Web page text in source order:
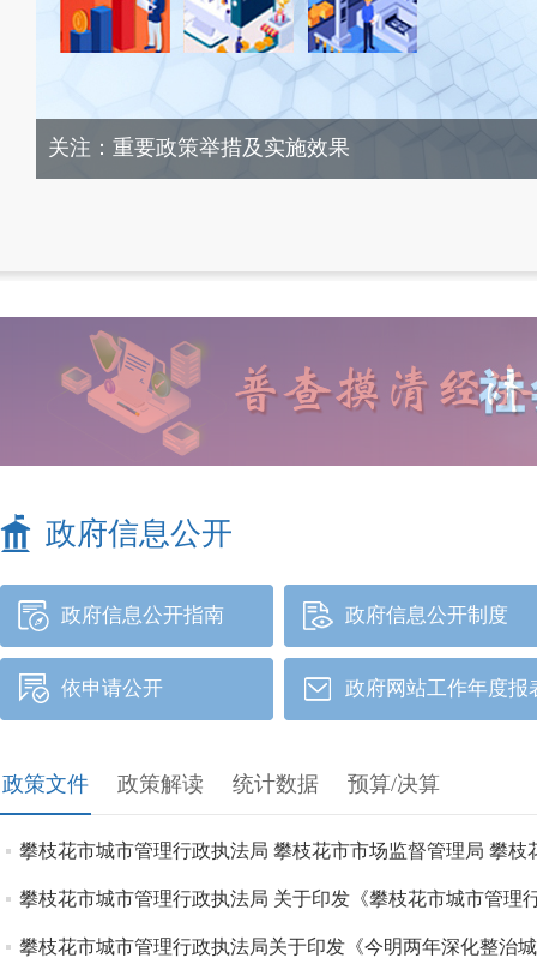
关注：重要政策举措及实施效果
关于2023年度国务院推动高质量发展综合督查征集
政府信息公开
政府信息公开指南 政府信息公开制度
依申请公开 政府网站工作年度报
政策文件 政策解读 统计数据 预算/决算
攀枝花市城市管理行政执法局 攀枝花市市场监督管理局 攀枝
攀枝花市城市管理行政执法局 关于印发《攀枝花市城市管理
攀枝花市城市管理行政执法局关于印发《今明两年深化整治